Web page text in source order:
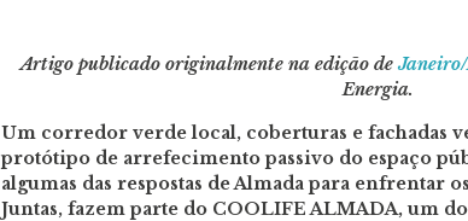
Artigo publicado originalmente na edição de
Energia.
Um corredor verde local, coberturas e fachadas
protótipo de arrefecimento passivo do espaço
algumas das respostas de Almada para enfrentar
Juntas, fazem parte do COOLIFE ALMADA, um